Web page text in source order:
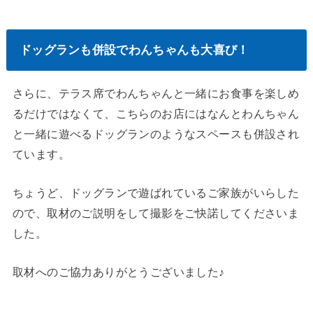
ドッグランも併設でわんちゃんも大喜び！
さらに、テラス席でわんちゃんと一緒にお食事を楽しめ
るだけではなくて、こちらのお店にはなんとわんちゃん
と一緒に遊べるドッグランのようなスペースも併設され
ています。
ちょうど、ドッグランで遊ばれているご家族がいらした
ので、取材のご説明をして撮影をご快諾してくださいま
した。
取材へのご協力ありがとうございました♪